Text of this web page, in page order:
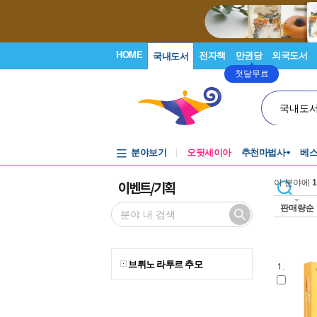
HOME 국내도서 전자책 만권당
첫달무료
외국도서
국내도
분야보기 오뒷세이아 추천마법사 베
이벤트/기획
브뤼노 라투르 추모
이 분야에
판매량순
1.